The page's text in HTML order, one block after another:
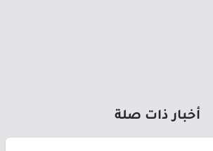
أخبار ذات صلة